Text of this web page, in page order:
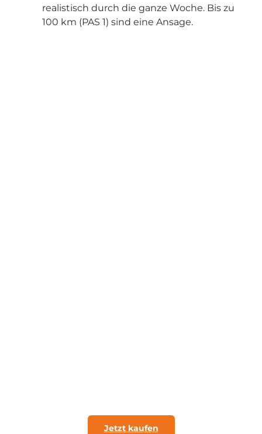
realistisch durch die ganze Woche. Bis zu
100 km (PAS 1) sind eine Ansage.
Jetzt kaufen